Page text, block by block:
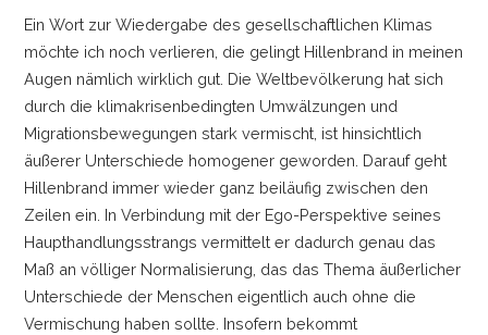
Ein Wort zur Wiedergabe des gesellschaftlichen Klimas
möchte ich noch verlieren, die gelingt Hillenbrand in meinen
Augen nämlich wirklich gut. Die Weltbevölkerung hat sich
durch die klimakrisenbedingten Umwälzungen und
Migrationsbewegungen stark vermischt, ist hinsichtlich
äußerer Unterschiede homogener geworden. Darauf geht
Hillenbrand immer wieder ganz beiläufig zwischen den
Zeilen ein. In Verbindung mit der Ego-Perspektive seines
Haupthandlungsstrangs vermittelt er dadurch genau das
Maß an völliger Normalisierung, das das Thema äußerlicher
Unterschiede der Menschen eigentlich auch ohne die
Vermischung haben sollte. Insofern bekommt